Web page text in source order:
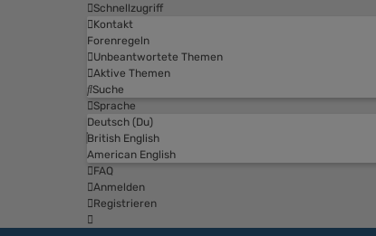
Schnellzugriff
Kontakt
Forenregeln
Unbeantwortete Themen
Aktive Themen
Suche
Sprache
Deutsch (Du)
British English
American English
FAQ
Anmelden
Registrieren